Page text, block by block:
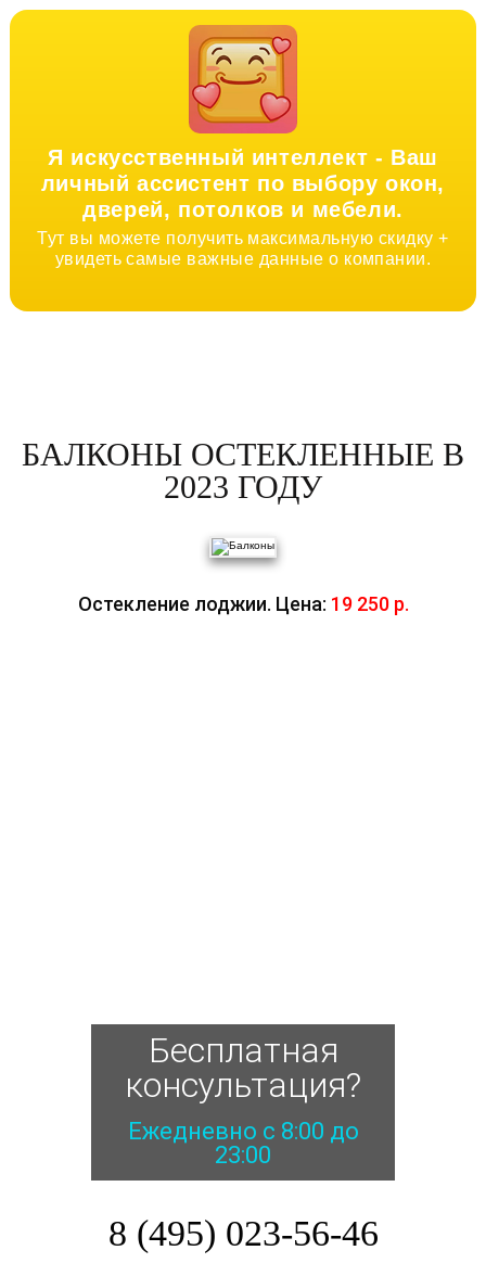
Я искусственный интеллект - Ваш
личный ассистент по выбору окон,
дверей, потолков и мебели.
Тут вы можете получить максимальную скидку +
увидеть самые важные данные о компании.
БАЛКОНЫ ОСТЕКЛЕННЫЕ В
2023 ГОДУ
Остекление лоджии. Цена: 19 250 р.
Бесплатная
консультация?
Ежедневно с 8:00 до
23:00
8 (495) 023-56-46